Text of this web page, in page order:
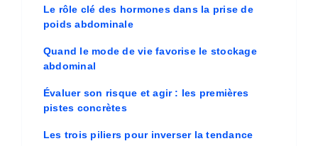
Le rôle clé des hormones dans la prise de
poids abdominale
Quand le mode de vie favorise le stockage
abdominal
Évaluer son risque et agir : les premières
pistes concrètes
Les trois piliers pour inverser la tendance